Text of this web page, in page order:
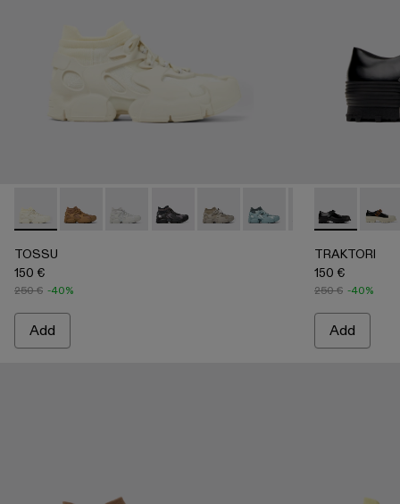
TOSSU - A500005-009 - WHITE
TOSSU - A500005-040 - BROWN
TOSSU - A500005-034
TOSSU - A500005-033
TOSSU - A500005-032
TOSSU - A500005-031
TOSSU -TOSSU -
TOSSU
150 €
250 € -40%
Add
TRAKTORI
TRAKTORI
150 €
250 € -40%
Add